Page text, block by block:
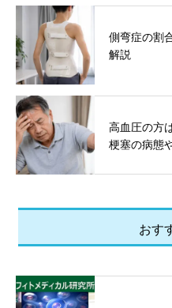
側弯症の割
解説
高血圧の方
梗塞の病態
おす